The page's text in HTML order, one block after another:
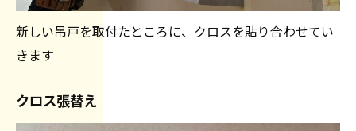
新しい吊戸を取付たところに、クロスを貼り合わせてい
きます
クロス張替え